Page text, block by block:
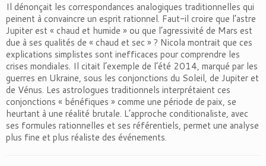
Il dénonçait les correspondances analogiques traditionnelles qui
peinent à convaincre un esprit rationnel. Faut-il croire que l’astre
Jupiter est « chaud et humide » ou que l’agressivité de Mars est
due à ses qualités de « chaud et sec » ? Nicola montrait que ces
explications simplistes sont inefficaces pour comprendre les
crises mondiales. Il citait l’exemple de l’été 2014, marqué par les
guerres en Ukraine, sous les conjonctions du Soleil, de Jupiter et
de Vénus. Les astrologues traditionnels interprétaient ces
conjonctions « bénéfiques » comme une période de paix, se
heurtant à une réalité brutale. L’approche conditionaliste, avec
ses formules rationnelles et ses référentiels, permet une analyse
plus fine et plus réaliste des événements.